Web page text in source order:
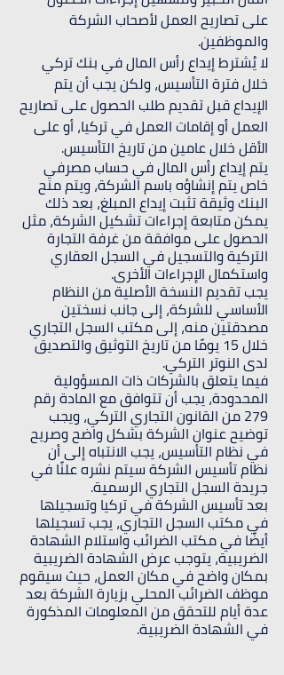
على تصاريح العمل لأصحاب الشركة
والموظفين.
لا يُشترط إيداع رأس المال في بنك تركي
خلال فترة التأسيس، ولكن يجب أن يتم
الإيداع قبل تقديم طلب الحصول على تصاريح
العمل أو إقامات العمل في تركيا، أو على
الأقل خلال عامين من تاريخ التأسيس.
يتم إيداع رأس المال في حساب مصرفي
خاص يتم إنشاؤه باسم الشركة، ويتم منح
البنك وثيقة تثبت إيداع المبلغ، بعد ذلك
يمكن متابعة إجراءات تشكيل الشركة، مثل
الحصول على موافقة من غرفة التجارة
التركية والتسجيل في السجل العقاري
واستكمال الإجراءات الأخرى.
يجب تقديم النسخة الأصلية من النظام
الأساسي للشركة، إلى جانب نسختين
مصدقتين منه، إلى مكتب السجل التجاري
خلال 15 يومًا من تاريخ التوثيق والتصديق
لدى النوتر التركي.
فيما يتعلق بالشركات ذات المسؤولية
المحدودة، يجب أن تتوافق مع المادة رقم
279 من القانون التجاري التركي، ويجب
توضيح عنوان الشركة بشكل واضح وصريح
في نظام التأسيس، يجب الانتباه إلى أن
نظام تأسيس الشركة سيتم نشره علنًا في
جريدة السجل التجاري الرسمية.
بعد تأسيس الشركة في تركيا وتسجيلها
في مكتب السجل التجاري، يجب تسجيلها
أيضًا في مكتب الضرائب واستلام الشهادة
الضريبية، يتوجب عرض الشهادة الضريبية
بمكان واضح في مكان العمل، حيث سيقوم
موظف الضرائب المحلي بزيارة الشركة بعد
عدة أيام للتحقق من المعلومات المذكورة
في الشهادة الضريبية.